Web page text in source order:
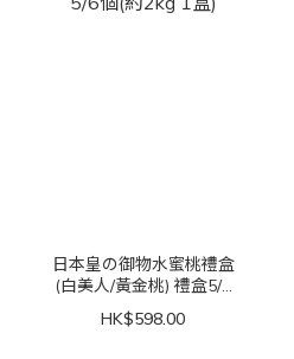
日本皇の御物水蜜桃禮盒
(白美人/黃金桃) 禮盒5/6
個(約2kg 1盒)
HK$598.00